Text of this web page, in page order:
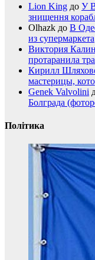
Lion King до У
знищення
Olhazk до В
из супермаркета
Виктория
протаранила
Кирилл
мастерицы,
Genek Valvolini
Болграда
Політика